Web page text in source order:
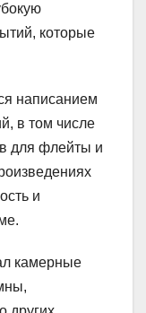
которые
написанием
в том числе
для флейты и
и
камерные